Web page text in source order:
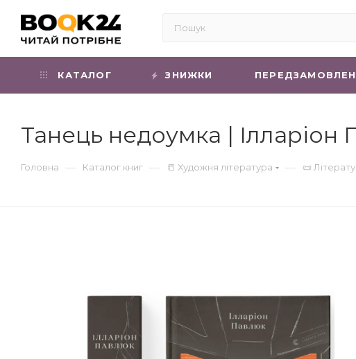
КАТАЛОГ ЗНИЖКИ
Танець недоумка | Ілларіон
Головна — Каталог книг — 📒 Художня література — 📜